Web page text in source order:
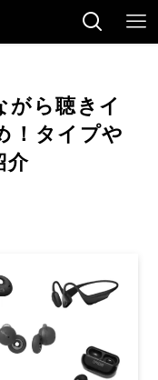
がら聴きイ
！タイプや
介